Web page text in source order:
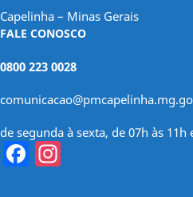
Capelinha – Minas Gerais
FALE CONOSCO
0800 223 0028
de segunda à sexta, de 07h às 11h
Facebook